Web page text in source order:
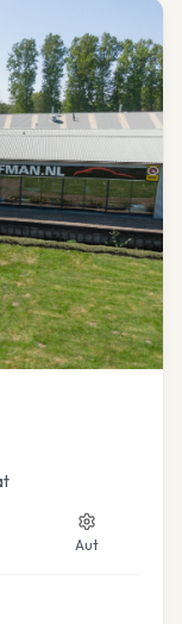
Aut